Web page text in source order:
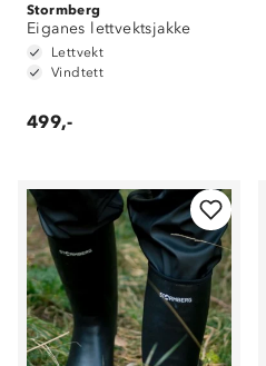
Stormberg
Eiganes lettvektsjakke
Lettvekt
Vindtett
499,-